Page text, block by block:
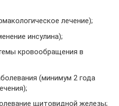
лечение);
инсулина);
кровообращения в
(минимум 2 года
щитовидной железы;